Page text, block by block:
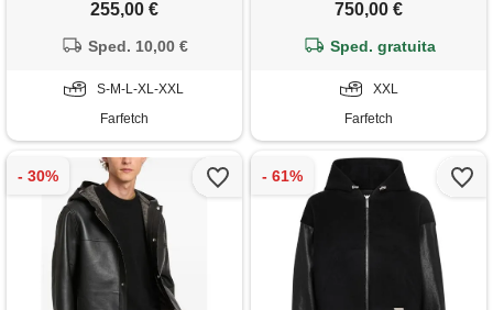
255,00 €
Sped. 10,00 €
S-M-L-XL-XXL
Farfetch
750,00 €
Sped. gratuita
XXL
Farfetch